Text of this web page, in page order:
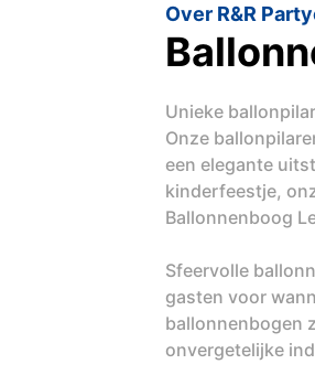
Over R&R
Unieke
Onze
een elegante
kinderfeestje,
Ballonnenboog
Sfeervolle
gasten voor
ballonnenbogen
onvergetelijke